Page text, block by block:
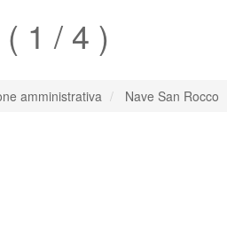
( 1 / 4 )
amministrativa Nave San Rocco